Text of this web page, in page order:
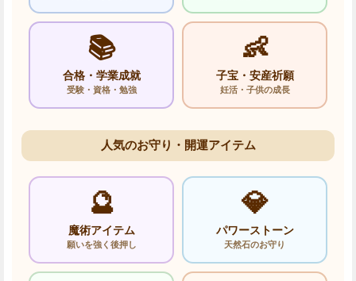
📚
合格・学業成就
受験・資格・勉強
👶
子宝・安産祈願
妊活・子供の成長
人気のお守り・開運アイテム
🔮
魔術アイテム
願いを強く後押し
💎
パワーストーン
天然石のお守り